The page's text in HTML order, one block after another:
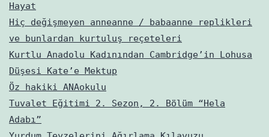
Hayat
Hiç değişmeyen anneanne / babaanne replikleri
ve bunlardan kurtuluş reçeteleri
Kurtlu Anadolu Kadınından Cambridge’in Lohusa
Düşesi Kate’e Mektup
Öz hakiki ANAokulu
Tuvalet Eğitimi 2. Sezon, 2. Bölüm “Hela
Adabı”